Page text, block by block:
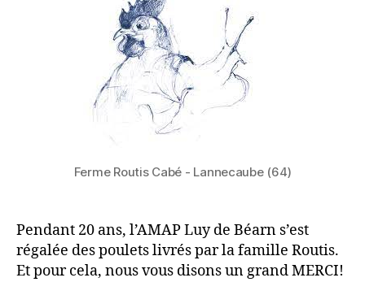
Ferme Routis Cabé - Lannecaube (64)
Pendant 20 ans, l’AMAP Luy de Béarn s’est
régalée des poulets livrés par la famille Routis.
Et pour cela, nous vous disons un grand MERCI!